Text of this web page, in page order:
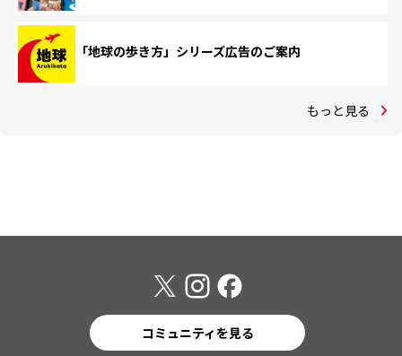
「地球の歩き方」シリーズ広告のご案内
もっと見る
コミュニティを見る